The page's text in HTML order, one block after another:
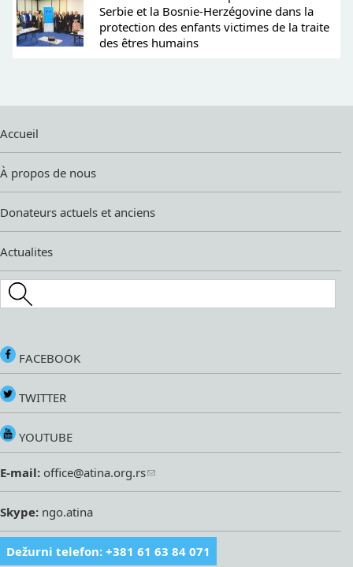
Serbie et la Bosnie-Herzégovine dans la
protection des enfants victimes de la traite
des êtres humains
Accueil
À propos de nous
Donateurs actuels et anciens
Actualites
Search this site
FACEBOOK
TWITTER
YOUTUBE
E-mail: office@atina.org.rs
Skype: ngo.atina
Dežurni telefon: +381 61 63 84 071